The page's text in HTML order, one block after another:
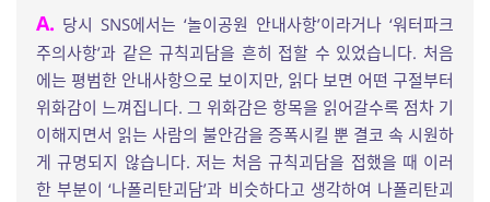
A. 당시 SNS에서는 ‘놀이공원 안내사항’이라거나 ‘워터파크
주의사항’과 같은 규칙괴담을 흔히 접할 수 있었습니다. 처음
에는 평범한 안내사항으로 보이지만, 읽다 보면 어떤 구절부터
위화감이 느껴집니다. 그 위화감은 항목을 읽어갈수록 점차 기
이해지면서 읽는 사람의 불안감을 증폭시킬 뿐 결코 속 시원하
게 규명되지 않습니다. 저는 처음 규칙괴담을 접했을 때 이러
한 부분이 ‘나폴리탄괴담’과 비슷하다고 생각하여 나폴리탄괴